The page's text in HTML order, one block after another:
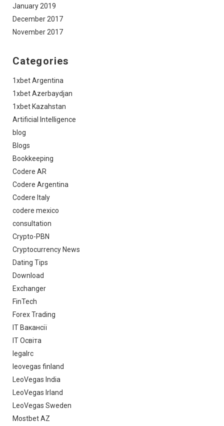
January 2019
December 2017
November 2017
Categories
1xbet Argentina
1xbet Azerbaydjan
1xbet Kazahstan
Artificial Intelligence
blog
Blogs
Bookkeeping
Codere AR
Codere Argentina
Codere Italy
codere mexico
consultation
Crypto-PBN
Cryptocurrency News
Dating Tips
Download
Exchanger
FinTech
Forex Trading
IT Вакансії
IT Освіта
legalrc
leovegas finland
LeoVegas India
LeoVegas Irland
LeoVegas Sweden
Mostbet AZ